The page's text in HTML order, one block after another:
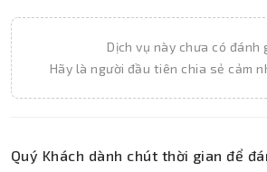
Dịch vụ này chưa có đánh
Hãy là người đầu tiên chia sẻ cảm
Quý Khách dành chút thời gian để